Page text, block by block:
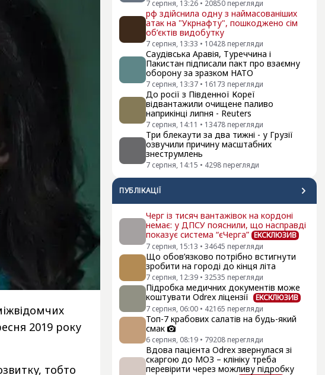
7 серпня, 13:26 • 20850 перегляди
рф здійснила одну з наймасованіших
атак на "Укрнафту", пошкоджено сім
об’єктів видобутку
7 серпня, 13:33 • 10428 перегляди
Саудівська Аравія, Туреччина і
Пакистан підписали пакт про взаємну
оборону за зразком НАТО
7 серпня, 13:37 • 16173 перегляди
До росії з Південної Кореї
відвантажили очищене паливо
наприкінці липня - Reuters
7 серпня, 14:11 • 13478 перегляди
Три блекаути за два тижні - у Грузії
озвучили причину масштабних
знеструмлень
7 серпня, 14:15 • 4298 перегляди
ПУБЛІКАЦІЇ
Черг із тисяч вантажівок на кордоні
немає: у ДПСУ пояснили, що насправді
показує система “єЧерга” ЕКСКЛЮЗИВ
7 серпня, 15:13 • 34645 перегляди
Що обов’язково потрібно встигнути
зробити на городі до кінця літа
7 серпня, 12:39 • 32535 перегляди
Підробка медичних документів може
коштувати Odrex ліцензії
ЕКСКЛЮЗИВ
7 серпня, 06:00 • 42165 перегляди
Топ-7 крабових салатів на будь-який
смак
6 серпня, 08:19 • 79208 перегляди
Вдова пацієнта Odrex звернулася зі
скаргою до МОЗ – клініку треба
перевірити через можливу підробку
2019 року
тобто